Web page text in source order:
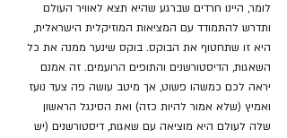
לומר, היינו חרדים שברגע שהיא תצא לאוויר העולם
ותדרש להתמודד עם המציאות המוזיקלית הישראלית,
היא זו שתחטוף את הבוקס. בוקס שינער ממנה את כל
השאגות, הדיסטורשנים והתופים הרועמים. זה אמנם
יראה לכם כמשהו פשוט, אך מיטב עושה פה צעד נועז
ואמיץ (שלא אמור להיות כזה) ואת הסינגל הראשון
שלה לעולם היא מוציאה עם שאגות, דיסטורשנים (יש